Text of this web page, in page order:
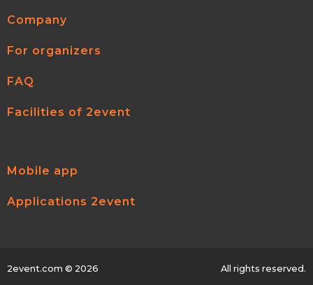
Company
For organizers
FAQ
Facilities of 2event
Mobile app
Applications 2event
2event.com © 2026 All rights reserved.